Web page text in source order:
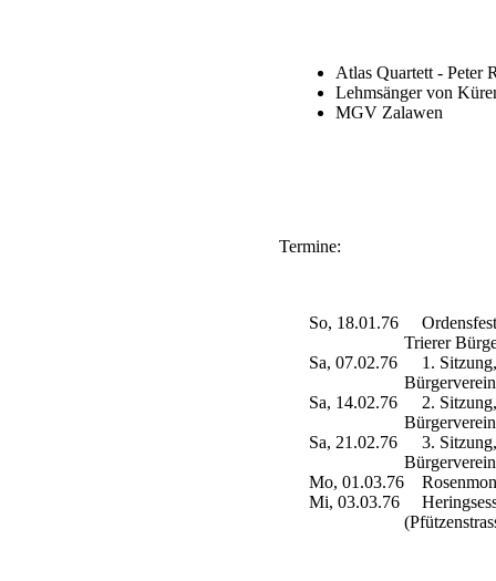
Atlas Quartett - Peter
Lehmsänger von
MGV Zalawen
Termine:
So, 18.01.76
Trierer
Sa, 07.02.76
1.
Bürgerverein
Sa, 14.02.76
2.
Bürgerverein
Sa, 21.02.76
3.
Bürgerverein
Mo, 01.03.76
Mi, 03.03.76